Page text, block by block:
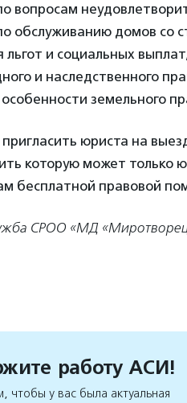
вопросам
обслуживанию домов со
льгот и социальных
и наследственного
земельного
юриста на
которую может только
бесплатной правовой
СРОО «МД
работу АСИ!
чтобы у вас была актуальная